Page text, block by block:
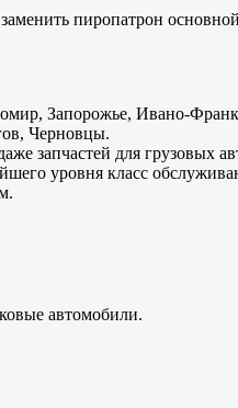
пиропатрон
Запорожье, Ивано-
Черновцы.
запчастей для
уровня класс
автомобили.